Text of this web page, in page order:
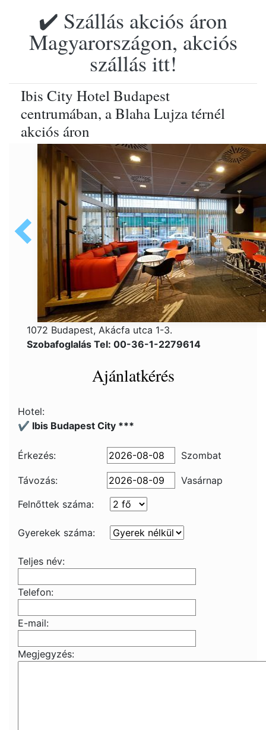
✔️ Szállás akciós áron
Magyarországon, akciós
szállás itt!
Ibis City Hotel Budapest
centrumában, a Blaha Lujza térnél
akciós áron
1072 Budapest, Akácfa utca 1-3.
Szobafoglalás Tel: 00-36-1-2279614
Ajánlatkérés
Hotel:
✔️ Ibis Budapest City ***
Érkezés: Szombat
Távozás:
Vasárnap
Felnőttek száma:
Gyerekek száma:
Teljes név:
Telefon:
E-mail:
Megjegyzés: